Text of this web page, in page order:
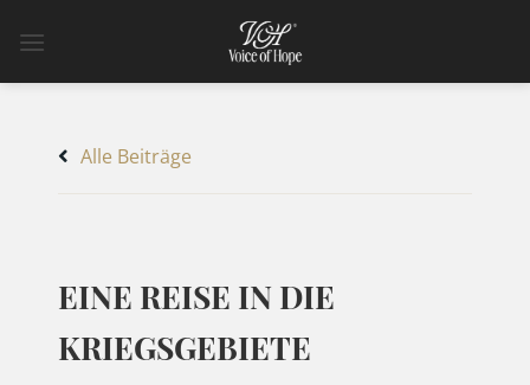
Inhalt
Alle Beiträge
EINE REISE IN DIE
KRIEGSGEBIETE